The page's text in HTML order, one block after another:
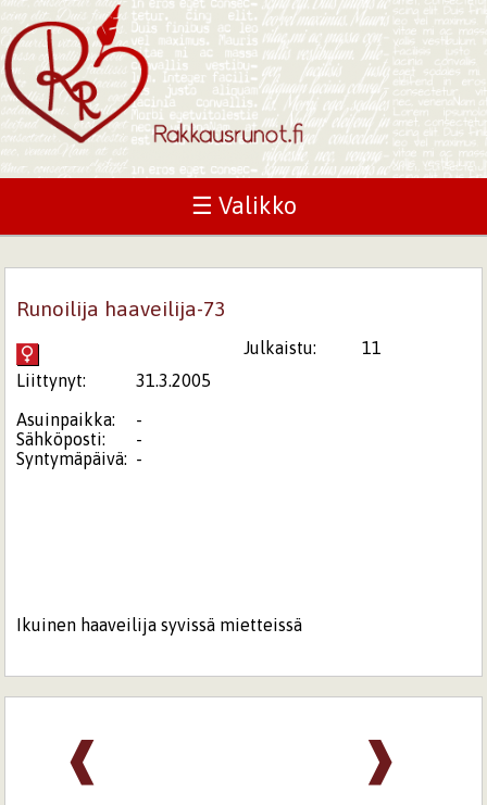
☰ Valikko
Runoilija haaveilija-73
Julkaistu:
11
Liittynyt:
31.3.2005
Asuinpaikka:
-
Sähköposti:
-
Syntymäpäivä: -
Ikuinen haaveilija syvissä mietteissä
❱
❰